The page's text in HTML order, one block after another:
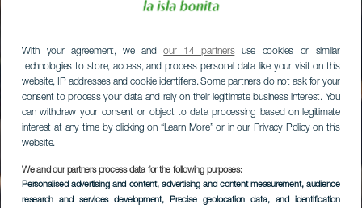
With your agreement, we andour 14 partnersuse cookies or similar
technologies to store, access, and process personal data like your visit on this
website, IP addresses and cookie identifiers. Some partners do not ask for your
consent to process your data and rely on their legitimate business interest. You
can withdraw your consent or object to data processing based on legitimate
interest at any time by clicking on “Learn More” or in our Privacy Policy on this
website.
We and our partners process data for the following purposes:
Personalised advertising and content, advertising and content measurement, audience
research and services development, Precise geolocation data, and identification